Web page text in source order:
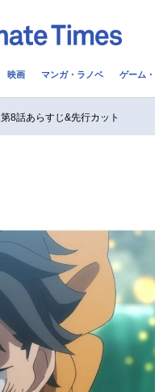
声優一覧
今期ア
春アニメ
夏アニメ
FOLLOW US
映画 マンガ・ラノベ ゲーム
8話あらすじ&先行カット